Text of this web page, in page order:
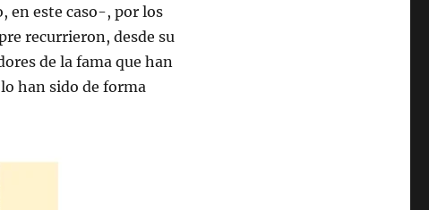
en este caso-, por los
recurrieron, desde su
de la fama que han
han sido de forma